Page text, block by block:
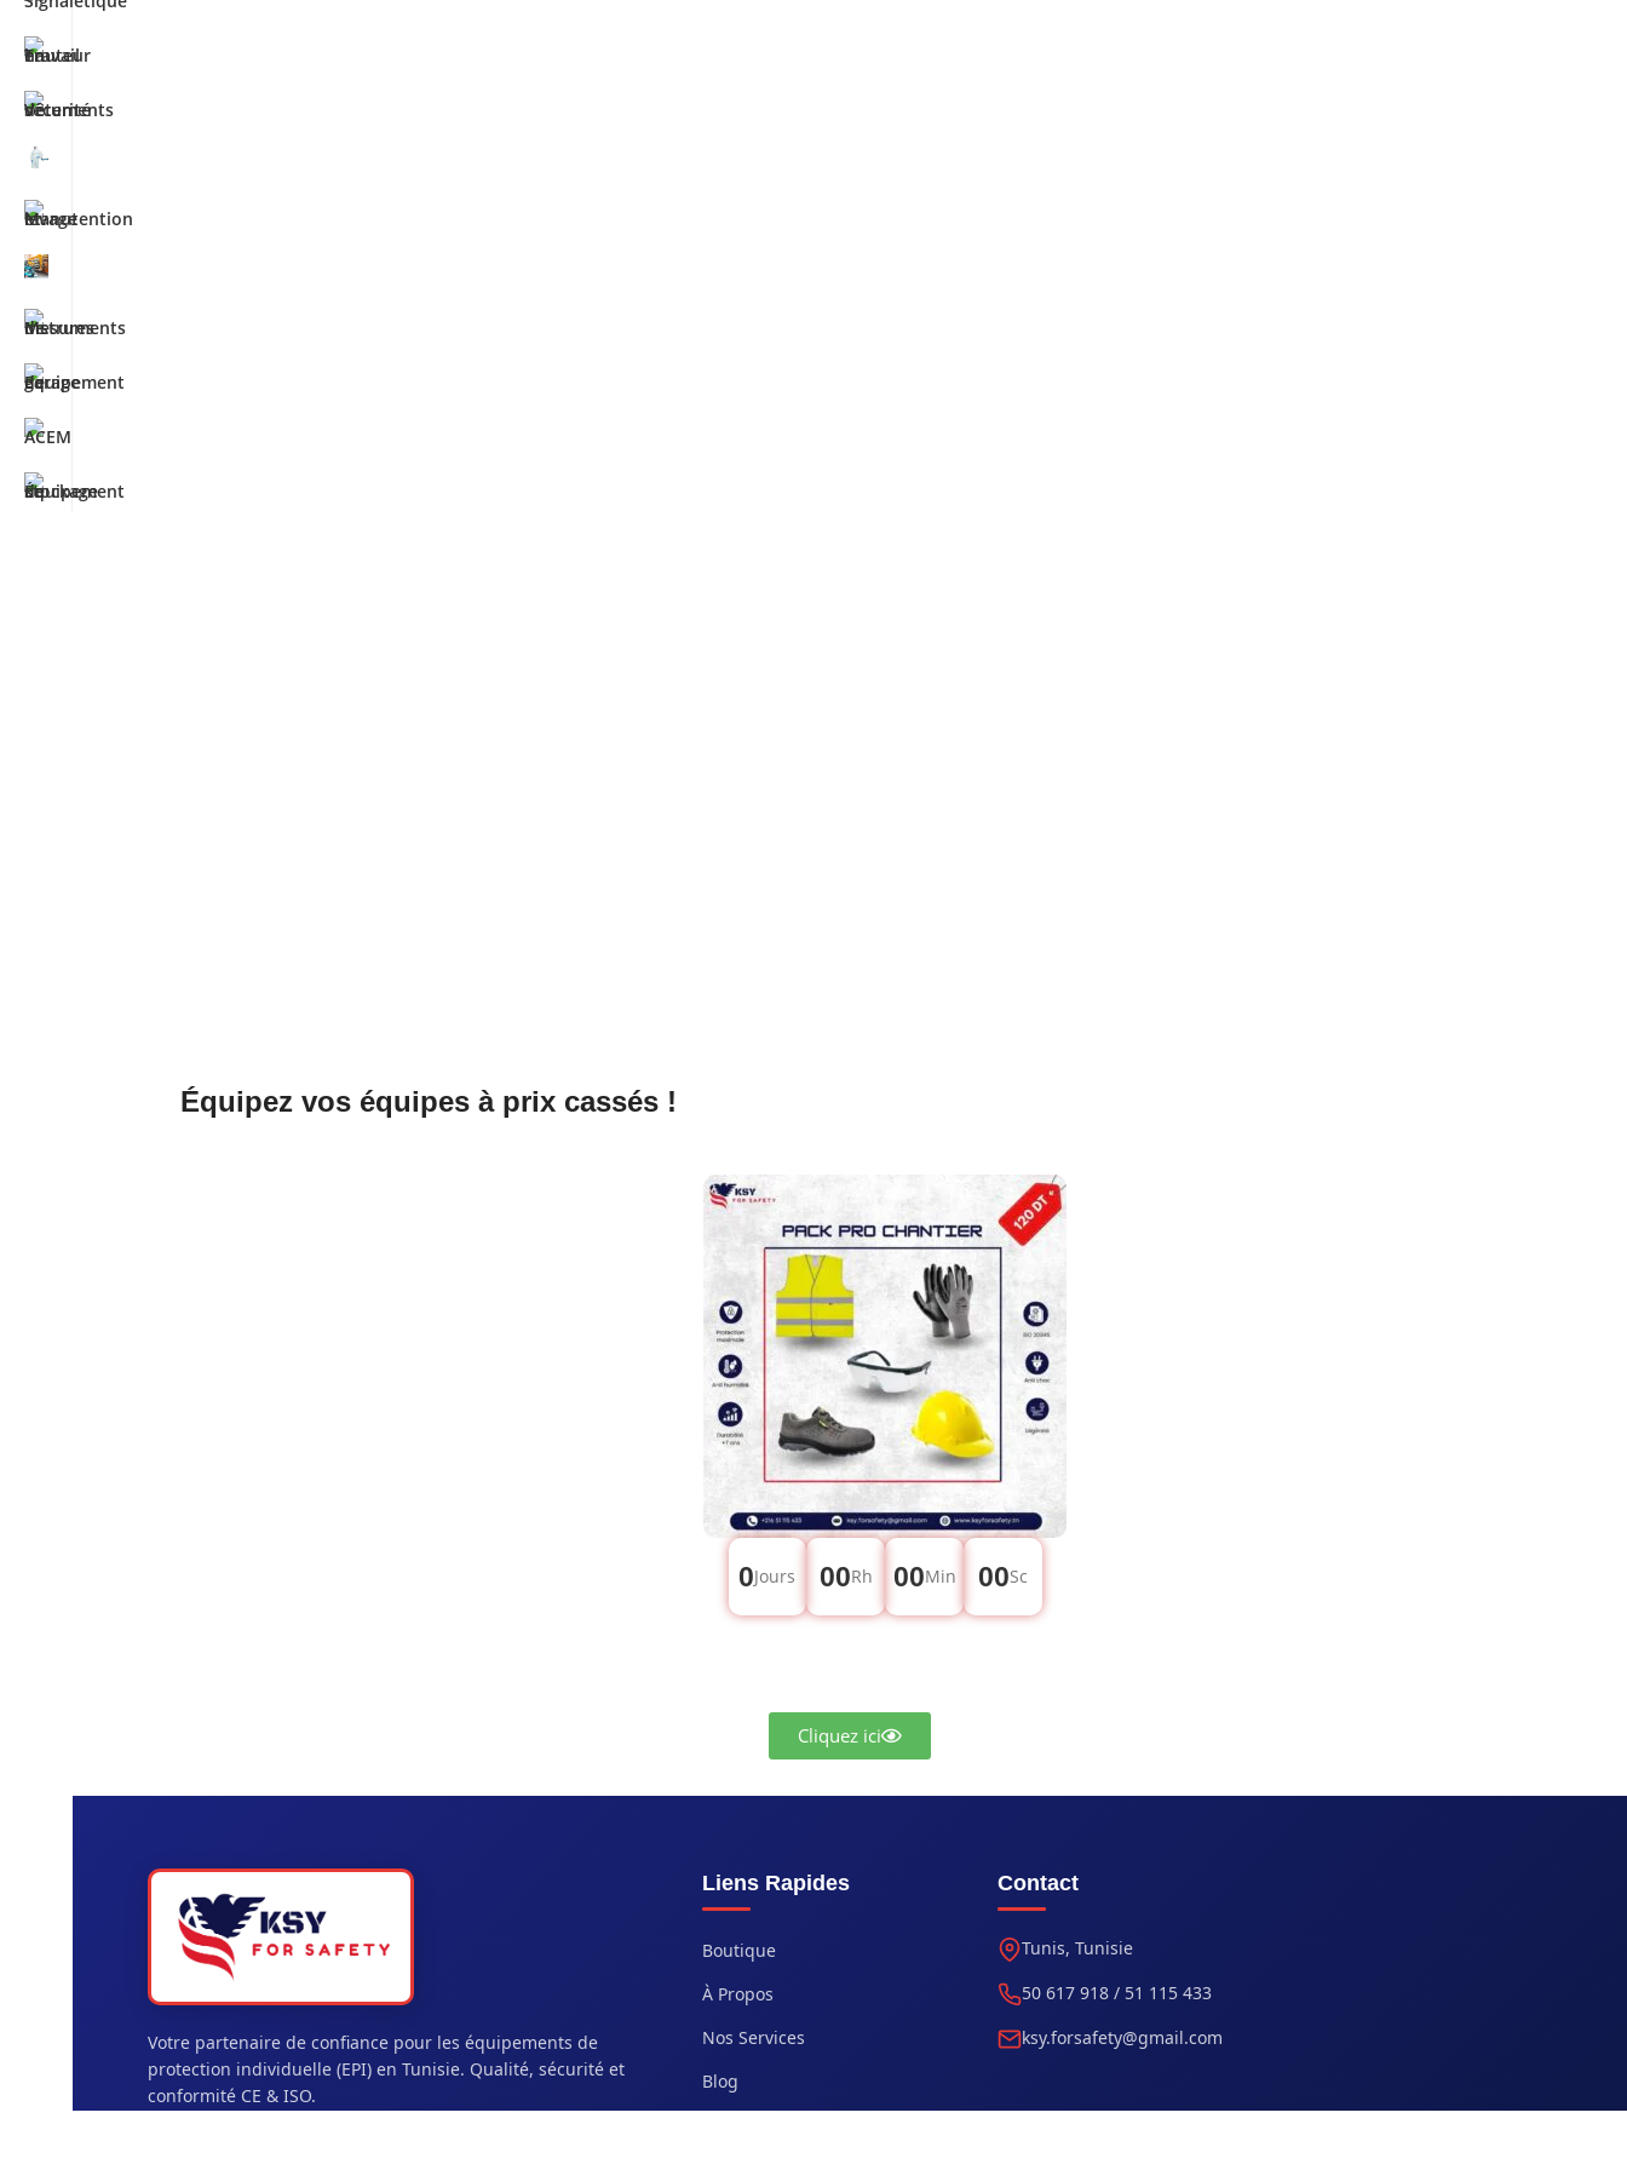
Équipez vos équipes à prix cassés !
0Jours 00Rh 00Min 00Sc
Cliquez ici
Votre partenaire de confiance pour les équipements de
protection individuelle (EPI) en Tunisie. Qualité, sécurité et
conformité CE & ISO.
Liens Rapides
Boutique
À Propos
Nos Services
Blog
Contact
Tunis, Tunisie
50 617 918 / 51 115 433
ksy.forsafety@gmail.com